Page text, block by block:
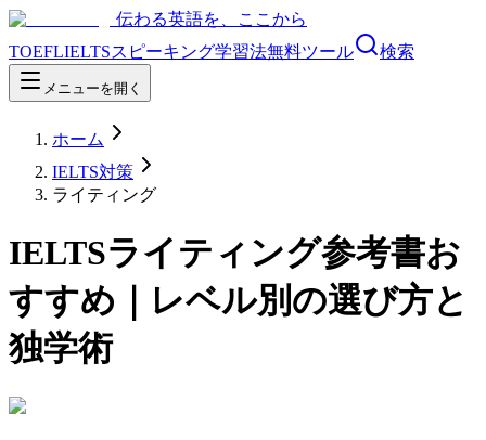
伝わる英語を、ここから
TOEFLIELTSスピーキング学習法無料ツール 検索
メニューを開く
ホーム
IELTS対策
ライティング
IELTSライティング参考書お
すすめ｜レベル別の選び方と
独学術